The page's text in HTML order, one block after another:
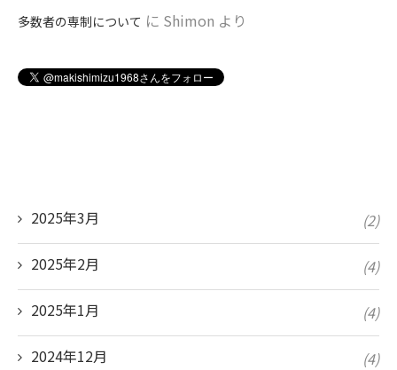
多数者の専制について に Shimon より
2025年3月 (2)
2025年2月 (4)
2025年1月 (4)
2024年12月 (4)